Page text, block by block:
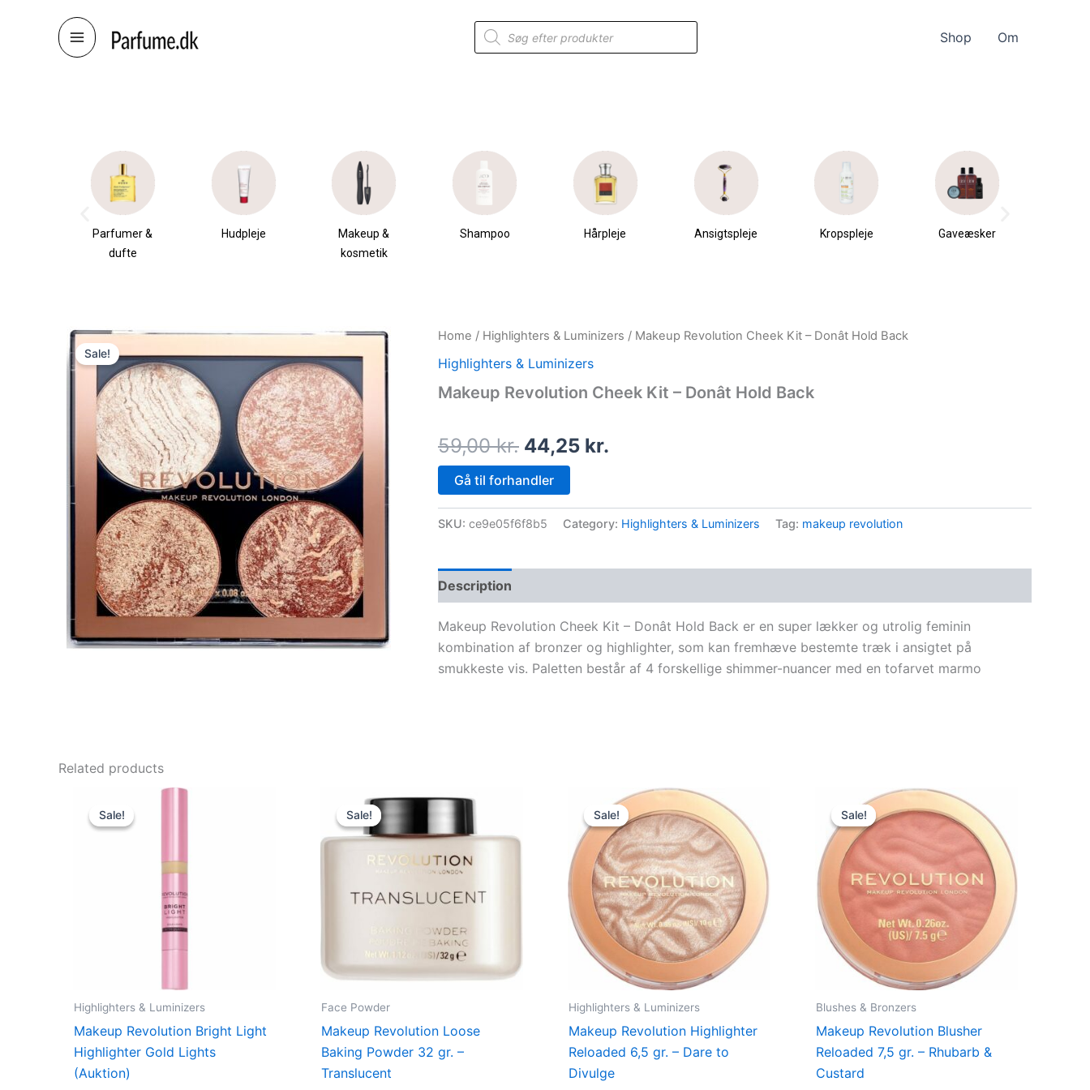
Products
search
Shop Om
Parfumer &
dufte
Hudpleje
Makeup &
kosmetik
Shampoo Hårpleje Ansigtspleje Kropspleje Gaveæsker
Sale!
Home / Highlighters & Luminizers / Makeup Revolution Cheek Kit – Donât Hold Back
Highlighters & Luminizers
Makeup Revolution Cheek Kit – Donât Hold Back
59,00kr.
Original
price
was:
59,00 kr..
44,25 kr.
Current
is:
Gå til forhandler
SKU: ce9e05f6f8b5 Category: Highlighters & Luminizers Tag: makeup revolution
Description
Makeup Revolution Cheek Kit – Donât Hold Back er en super lækker og utrolig feminin
kombination af bronzer og highlighter, som kan fremhæve bestemte træk i ansigtet på
smukkeste vis. Paletten består af 4 forskellige shimmer-nuancer med en tofarvet marmo
Related products
Sale!
Sale!
Highlighters & Luminizers
Makeup Revolution Bright Light
Highlighter Gold Lights
(Auktion)
Original
price
was:
Current
Sale!
Sale!
Face Powder
Makeup Revolution Loose
Baking Powder 32 gr. –
Translucent
price
was:
79,00 kr..59,25 kr..
Sale!
Sale!
Highlighters & Luminizers
Makeup Revolution Highlighter
Reloaded 6,5 gr. – Dare to
Divulge
Original
price
was:
39,00 kr..
Current
price
is:
29,25 kr..
Sale!
Sale!
Blushes & Bronzers
Makeup Revolution Blusher
Reloaded 7,5 gr. – Rhubarb &
Custard
Original
price
was:
39,00 kr..
Current
price
29,25 kr..